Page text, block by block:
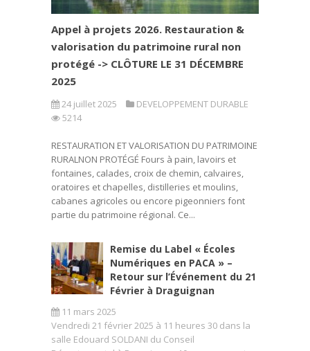
Appel à projets 2026. Restauration &
valorisation du patrimoine rural non
protégé -> CLÔTURE LE 31 DÉCEMBRE
2025
24 juillet 2025
DEVELOPPEMENT DURABLE
5214
RESTAURATION ET VALORISATION DU PATRIMOINE
RURALNON PROTÉGÉ Fours à pain, lavoirs et
fontaines, calades, croix de chemin, calvaires,
oratoires et chapelles, distilleries et moulins,
cabanes agricoles ou encore pigeonniers font
partie du patrimoine régional. Ce...
Remise du Label « Écoles
Numériques en PACA » –
Retour sur l’Événement du 21
Février à Draguignan
11 mars 2025
Vendredi 21 février 2025 à 11 heures 30 dans la
salle Edouard SOLDANI du Conseil